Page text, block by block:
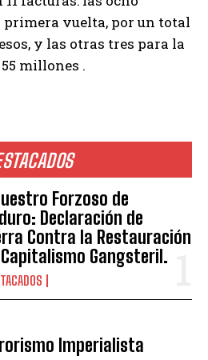
Forzoso de
Declaración de
Contra la Restauración
Gangsteril.
Imperialista
vuelta, por un total
y las otras tres para la
millones .